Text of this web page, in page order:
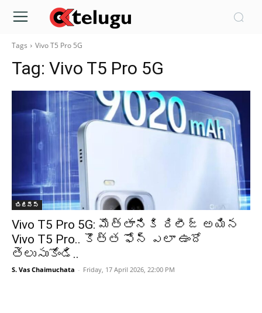
Tags Vivo T5 Pro 5G
Tag: Vivo T5 Pro 5G
బిజినెస్
Vivo T5 Pro 5G: మొత్తానికి రిలీజ్ అయిన
Vivo T5 Pro.. కొత్త ఫోన్ ఎలా ఉందో
తెలుసుకోండి..
S. Vas Chaimuchata - Friday, 17 April 2026, 22:00 PM